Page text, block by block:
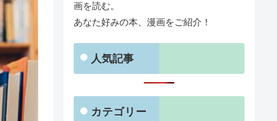
画を読む。
あなた好みの本、漫画をご紹介！
人気記事
カテゴリー